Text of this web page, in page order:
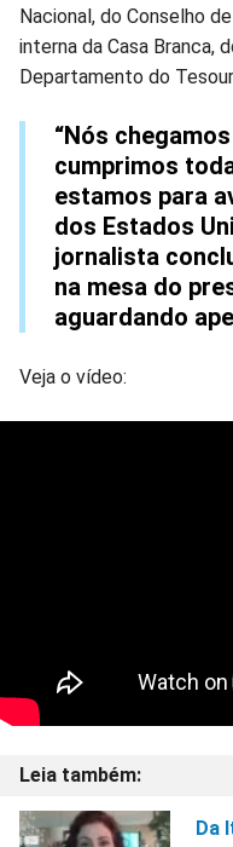
Nacional, do Conselho
interna da Casa Branca,
Departamento do
“Nós
cumprimos
estamos para
dos Estados
jornalista
na mesa do
aguardando
Veja o vídeo:
Da